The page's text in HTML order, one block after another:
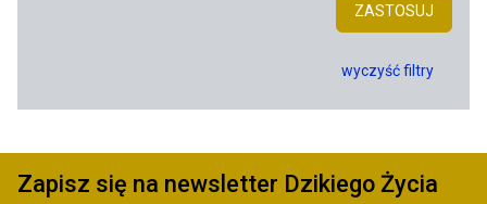
ZASTOSUJ
wyczyść filtry
Zapisz się na newsletter Dzikiego Życia